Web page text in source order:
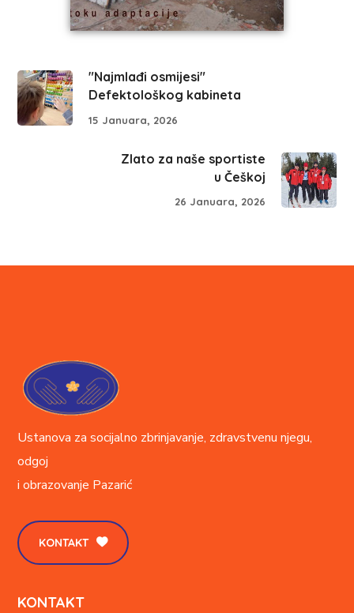
"Najmlađi osmijesi"
Defektološkog kabineta
15 Januara, 2026
Zlato za naše sportiste
u Češkoj
26 Januara, 2026
Ustanova za socijalno zbrinjavanje, zdravstvenu njegu,
odgoj
i obrazovanje Pazarić
KONTAKT
KONTAKT